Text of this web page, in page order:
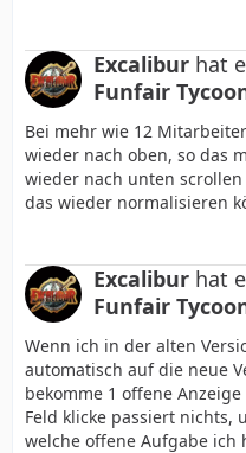
Excalibur hat
Funfair
Bei mehr wie 12
wieder nach oben, so das
wieder nach unten
das wieder normalisieren
Excalibur hat
Funfair
Wenn ich in der alten
automatisch auf die neue
bekomme 1 offene
Feld klicke passiert nichts,
welche offene Aufgabe ich